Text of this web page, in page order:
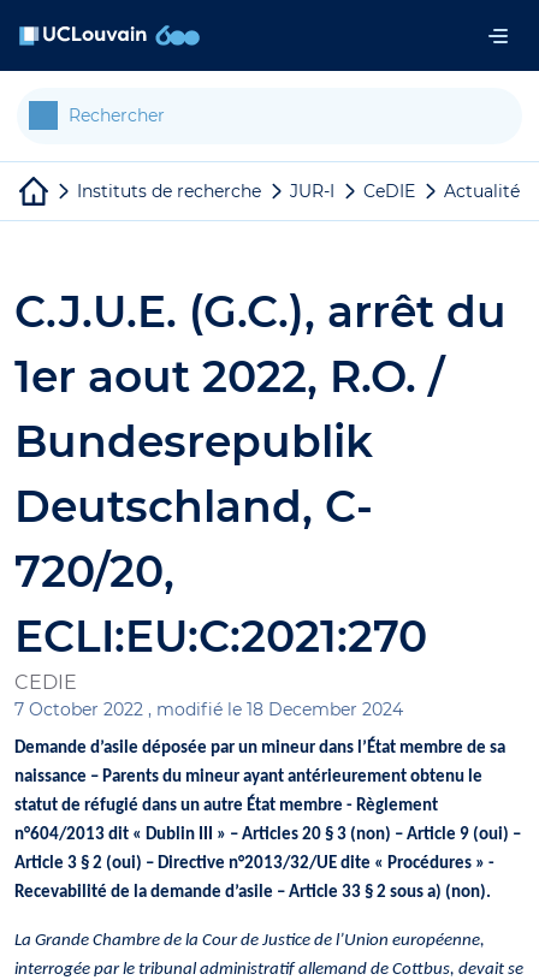
Instituts de recherche JUR-I CeDIE Actualités
C.J.U.E. (G.C.), arrêt du
1er aout 2022, R.O. /
Bundesrepublik
Deutschland, C-
720/20,
ECLI:EU:C:2021:270
CEDIE
7 October 2022 , modifié le 18 December 2024
Demande d’asile déposée par un mineur dans l’État membre de sa
naissance – Parents du mineur ayant antérieurement obtenu le
statut de réfugié dans un autre État membre - Règlement
n°604/2013 dit « Dublin III » – Articles 20 § 3 (non) – Article 9 (oui) –
Article 3 § 2 (oui) – Directive n°2013/32/UE dite « Procédures » -
Recevabilité de la demande d’asile – Article 33 § 2 sous a) (non).
La Grande Chambre de la Cour de Justice de l’Union européenne,
interrogée par le tribunal administratif allemand de Cottbus, devait se